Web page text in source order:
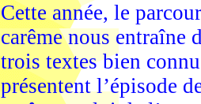
Cette année, le
carême nous entraîne
trois textes bien
présentent l’épisode